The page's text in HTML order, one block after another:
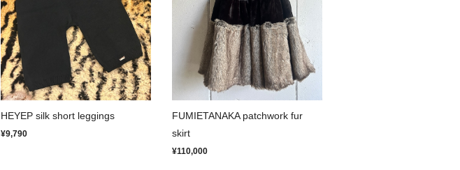
HEYEP silk short leggings
¥9,790
FUMIETANAKA patchwork fur
skirt
¥110,000